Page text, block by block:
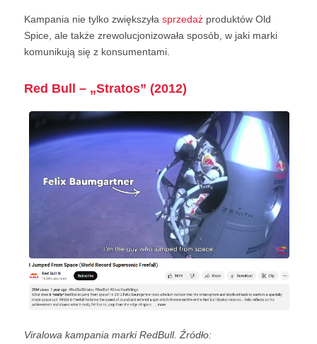
Kampania nie tylko zwiększyła sprzedażproduktów Old
Spice, ale także zrewolucjonizowała sposób, w jaki marki
komunikują się z konsumentami.
Red Bull – „Stratos” (2012)
Viralowa kampania marki RedBull. Źródło: